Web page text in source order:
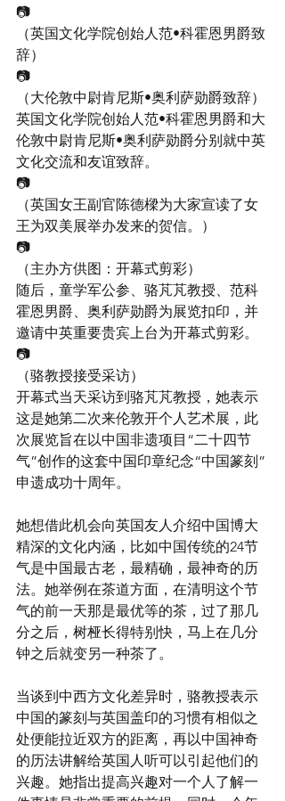
📷
（英国文化学院创始人范•科霍恩男爵致
辞）
📷
（大伦敦中尉肯尼斯•奥利萨勋爵致辞）
英国文化学院创始人范•科霍恩男爵和大
伦敦中尉肯尼斯•奥利萨勋爵分别就中英
文化交流和友谊致辞。
📷
（英国女王副官陈德樑为大家宣读了女
王为双美展举办发来的贺信。）
📷
（主办方供图：开幕式剪彩）
随后，童学军公参、骆芃芃教授、范科
霍恩男爵、奥利萨勋爵为展览扣印，并
邀请中英重要贵宾上台为开幕式剪彩。
📷
（骆教授接受采访）
开幕式当天采访到骆芃芃教授，她表示
这是她第二次来伦敦开个人艺术展，此
次展览旨在以中国非遗项目“二十四节
气”创作的这套中国印章纪念“中国篆刻”
申遗成功十周年。
她想借此机会向英国友人介绍中国博大
精深的文化内涵，比如中国传统的24节
气是中国最古老，最精确，最神奇的历
法。她举例在茶道方面，在清明这个节
气的前一天那是最优等的茶，过了那几
分之后，树桠长得特别快，马上在几分
钟之后就变另一种茶了。
当谈到中西方文化差异时，骆教授表示
中国的篆刻与英国盖印的习惯有相似之
处便能拉近双方的距离，再以中国神奇
的历法讲解给英国人听可以引起他们的
兴趣。她指出提高兴趣对一个人了解一